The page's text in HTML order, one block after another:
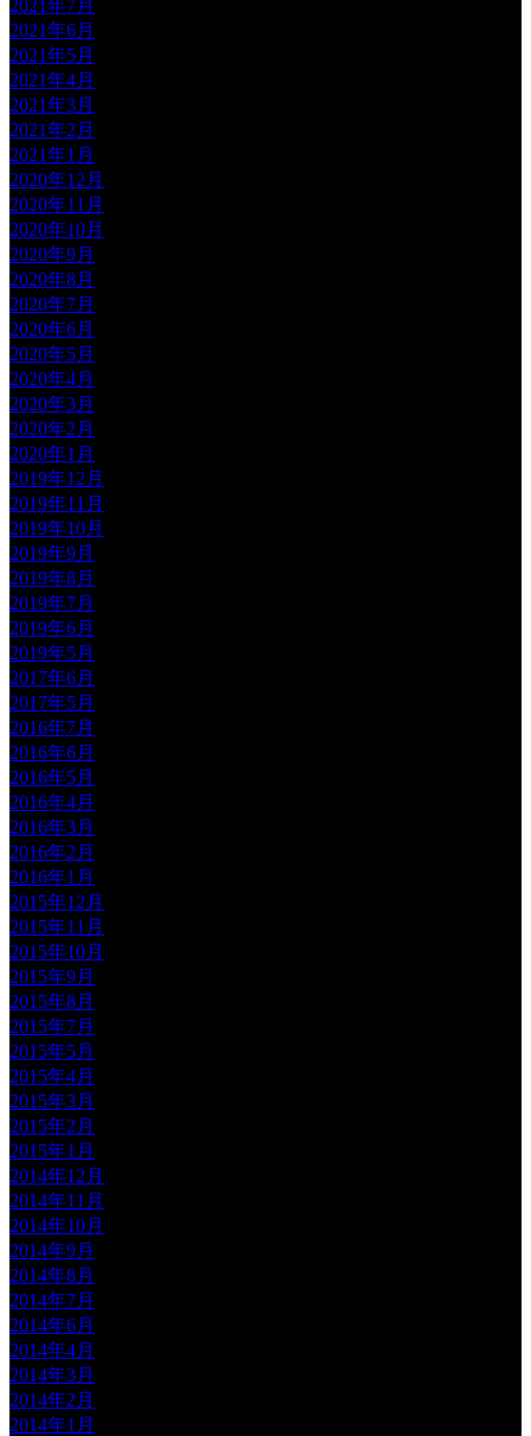
2021年7月
2021年6月
2021年5月
2021年4月
2021年3月
2021年2月
2021年1月
2020年12月
2020年11月
2020年10月
2020年9月
2020年8月
2020年7月
2020年6月
2020年5月
2020年4月
2020年3月
2020年2月
2020年1月
2019年12月
2019年11月
2019年10月
2019年9月
2019年8月
2019年7月
2019年6月
2019年5月
2017年6月
2017年5月
2016年7月
2016年6月
2016年5月
2016年4月
2016年3月
2016年2月
2016年1月
2015年12月
2015年11月
2015年10月
2015年9月
2015年8月
2015年7月
2015年5月
2015年4月
2015年3月
2015年2月
2015年1月
2014年12月
2014年11月
2014年10月
2014年9月
2014年8月
2014年7月
2014年6月
2014年4月
2014年3月
2014年2月
2014年1月